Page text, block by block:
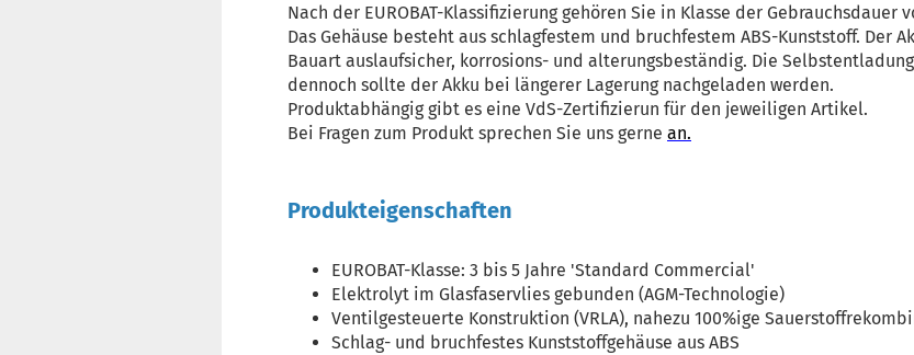
Nach der EUROBAT-Klassifizierung gehören Sie in Klasse der Gebrauchsdauer
Das Gehäuse besteht aus schlagfestem und bruchfestem ABS-Kunststoff. Der
Bauart auslaufsicher, korrosions- und alterungsbeständig. Die
dennoch sollte der Akku bei längerer Lagerung nachgeladen werden.
Produktabhängig gibt es eine VdS-Zertifizierun für den jeweiligen Artikel.
Bei Fragen zum Produkt sprechen Sie uns gerne an.
Produkteigenschaften
EUROBAT-Klasse: 3 bis 5 Jahre 'Standard Commercial'
Elektrolyt im Glasfaservlies gebunden (AGM-Technologie)
Ventilgesteuerte Konstruktion (VRLA), nahezu 100%ige
Schlag- und bruchfestes Kunststoffgehäuse aus ABS